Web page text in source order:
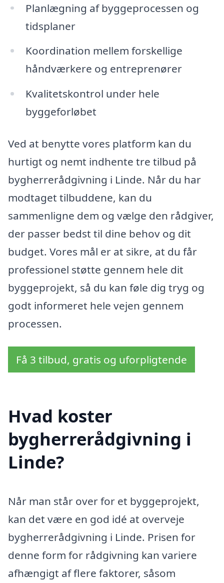
Planlægning af byggeprocessen og
tidsplaner
Koordination mellem forskellige
håndværkere og entreprenører
Kvalitetskontrol under hele
byggeforløbet
Ved at benytte vores platform kan du
hurtigt og nemt indhente tre tilbud på
bygherrerådgivning i Linde. Når du har
modtaget tilbuddene, kan du
sammenligne dem og vælge den rådgiver,
der passer bedst til dine behov og dit
budget. Vores mål er at sikre, at du får
professionel støtte gennem hele dit
byggeprojekt, så du kan føle dig tryg og
godt informeret hele vejen gennem
processen.
Få 3 tilbud, gratis og uforpligtende
Hvad koster
bygherrerådgivning i
Linde?
Når man står over for et byggeprojekt,
kan det være en god idé at overveje
bygherrerådgivning i Linde. Prisen for
denne form for rådgivning kan variere
afhængigt af flere faktorer, såsom